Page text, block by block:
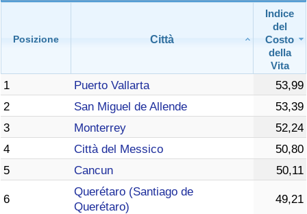
Posizione Città
Indice
del
Costo
della
Vita
1 Puerto Vallarta
53,99
2
San Miguel de Allende
53,39
3
Monterrey
52,24
4
Città del Messico
50,80
5
Cancun 50,11
6
Querétaro (Santiago de
Querétaro)
49,21